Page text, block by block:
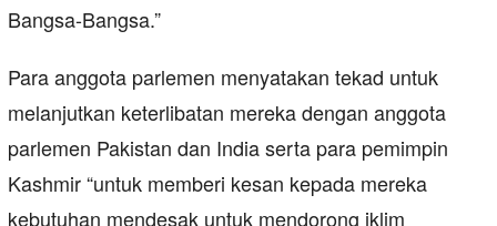
Bangsa-Bangsa.”
Para anggota parlemen menyatakan tekad untuk
melanjutkan keterlibatan mereka dengan anggota
parlemen Pakistan dan India serta para pemimpin
Kashmir “untuk memberi kesan kepada mereka
kebutuhan mendesak untuk mendorong iklim